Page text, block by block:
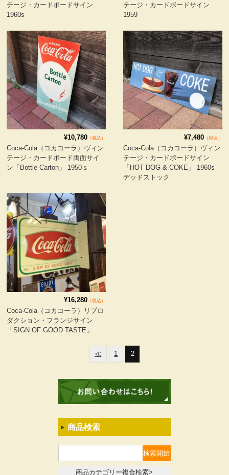
服飾小物雑貨
テージ・カードボードサイン
1960s
テージ・カードボードサイン
1959
¥10,780 （税込）
Coca-Cola（コカコーラ）ヴィン
テージ・カードボード両面サイ
ン「Bottle Carton」 1950ｓ
¥7,480（税込）
Coca-Cola（コカコーラ）ヴィン
テージ・カードボードサイン
「HOT DOG & COKE」 1960s
デッドストック
¥16,280 （税込）
Coca-Cola（コカコーラ）リプロ
ダクション・フランジサイン
「SIGN OF GOOD TASTE」
≪ 1 2
商品検索
商品カテゴリー複合検索>